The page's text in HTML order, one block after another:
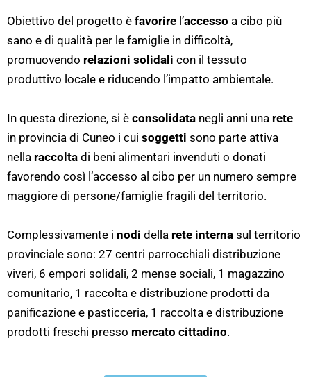
Obiettivo del progetto è favorire l’accesso a cibo più
sano e di qualità per le famiglie in difficoltà,
promuovendo relazioni solidali con il tessuto
produttivo locale e riducendo l’impatto ambientale.
In questa direzione, si è consolidata negli anni una rete
in provincia di Cuneo i cui soggetti sono parte attiva
nella raccolta di beni alimentari invenduti o donati
favorendo così l’accesso al cibo per un numero sempre
maggiore di persone/famiglie fragili del territorio.
Complessivamente i nodi della rete interna sul territorio
provinciale sono: 27 centri parrocchiali distribuzione
viveri, 6 empori solidali, 2 mense sociali, 1 magazzino
comunitario, 1 raccolta e distribuzione prodotti da
panificazione e pasticceria, 1 raccolta e distribuzione
prodotti freschi presso mercato cittadino.